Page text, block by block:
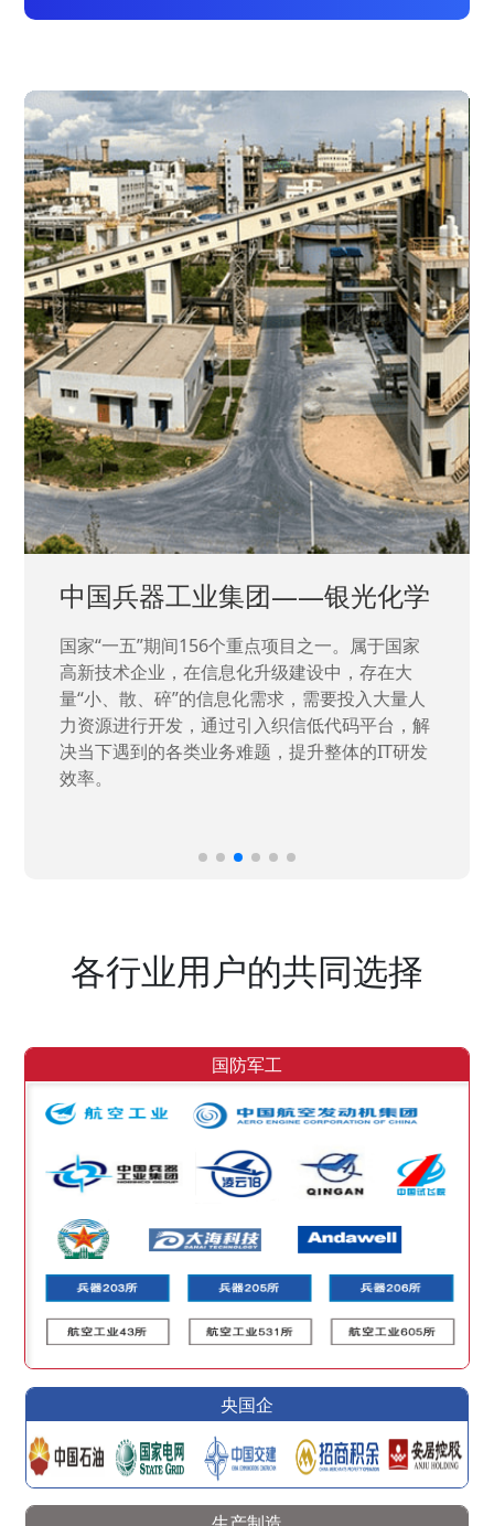
中国兵器工业集团——银光化学
国家“一五”期间156个重点项目之一。属于国家
高新技术企业，在信息化升级建设中，存在大
量“小、散、碎”的信息化需求，需要投入大量人
力资源进行开发，通过引入织信低代码平台，解
决当下遇到的各类业务难题，提升整体的IT研发
效率。
各行业用户的共同选择
国防军工
央国企